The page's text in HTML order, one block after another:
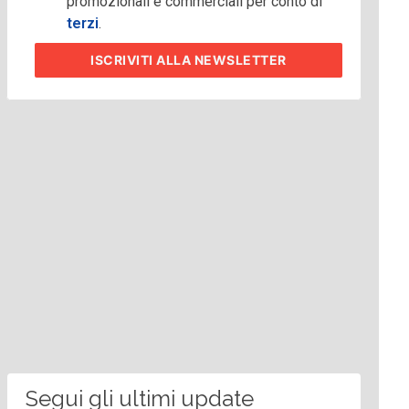
terzi.
ISCRIVITIALLA NEWSLETTER
Segui gli ultimi update